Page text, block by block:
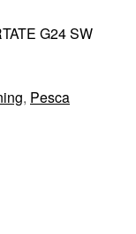
G24 SW
, Pesca